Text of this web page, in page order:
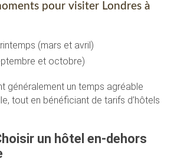
pour visiter Londres à
(mars et avril)
et octobre)
généralement un temps agréable
tout en bénéficiant de tarifs d’hôtels
un hôtel en-dehors